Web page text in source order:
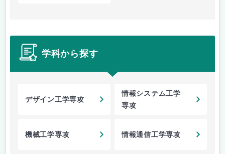
学科から探す
デザイン工学専攻
情報システム工学
専攻
機械工学専攻 情報通信工学専攻